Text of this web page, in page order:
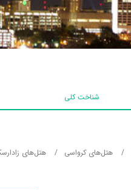
شناخت کلی
هتل‌های کرواسی هتل‌های